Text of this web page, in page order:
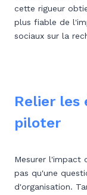
cette rigueur
plus fiable de
sociaux sur la
Relier les
piloter
Mesurer l'impact
pas qu'une
d'organisation.